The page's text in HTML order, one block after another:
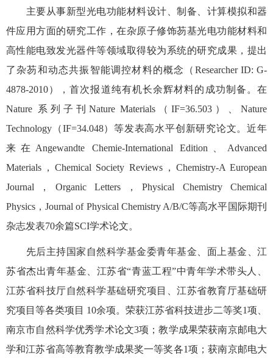
主要从事新型光电功能材料设计、制备、计算模拟和器
件应用方面的研究工作，在杂原子修饰芴基光电功能材料和
高性能电致发光器件等领域取得较为系统的研究成果，提出
了杂芴和动态共振智能调控材料的概念（Researcher ID: G-
4878-2010），首次报道纯有机长余辉材料的成功制备。在
Nature 系列子刊Nature Materials（IF=36.503）、Nature
Technology（IF=34.048）等发表高水平创新研究论文。近年
来在Angewandte Chemie-International Edition、Advanced
Materials，Chemical Society Reviews，Chemistry-A European
Journal，Organic Letters，Physical Chemistry Chemical
Physics，Journal of Physical Chemistry A/B/C等高水平国际期刊
杂志发表70余篇SCI学术论文。
先后主持国家自然科学基金委青年基金、面上基金、江
苏省杰出青年基金、江苏省“青蓝工程”中青年学术带头人、
江苏省科技厅自然科学基础研究项目、江苏省教育厅基础研
究项目等各类项目 10余项。荣获江苏省科技进步二等奖1项、
南京市自然科学优秀学术论文3项；教学成果荣获南京邮电大
学和江苏省高等教育教学成果奖一等奖各1项；获南京邮电大